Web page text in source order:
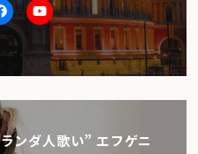
Youtube
ンダ人歌い” エフゲニ